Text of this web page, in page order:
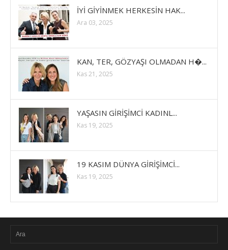
İYİ GİYİNMEK HERKESİN HAK...
Ara 03, 2025
KAN, TER, GÖZYAŞI OLMADAN H�...
Kas 21, 2025
YAŞASIN GİRİŞİMCİ KADINL...
Kas 19, 2025
19 KASIM DÜNYA GİRİŞİMCİ...
Kas 19, 2025